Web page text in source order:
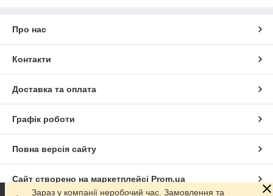
Про нас
Контакти
Доставка та оплата
Графік роботи
Повна версія сайту
Сайт створено на маркетплейсі Prom.ua
Зараз у компанії неробочий час. Замовлення та